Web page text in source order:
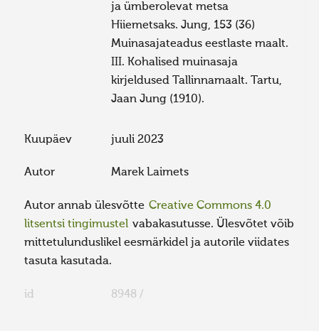
ja ümberolevat metsa
Hiiemetsaks. Jung, 153 (36)
Muinasajateadus eestlaste maalt.
III. Kohalised muinasaja
kirjeldused Tallinnamaalt. Tartu,
Jaan Jung (1910).
Kuupäev juuli 2023
Autor Marek Laimets
Autor annab ülesvõtte Creative Commons 4.0
litsentsi tingimustel vabakasutusse. Ülesvõtet võib
mittetulunduslikel eesmärkidel ja autorile viidates
tasuta kasutada.
id 8948 /